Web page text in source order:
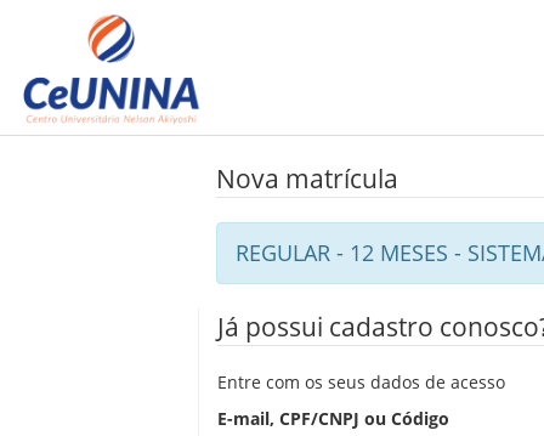
Nova matrícula
REGULAR - 12 MESES -
Já possui cadastro
Entre com os seus dados de acesso
E-mail, CPF/CNPJ ou Código